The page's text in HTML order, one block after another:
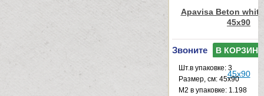
Apavisa Beton
45x90
Звоните В КОРЗИНУ
Шт.в упаковке: 3
Размер, см: 45x90
М2 в упаковке: 1.198